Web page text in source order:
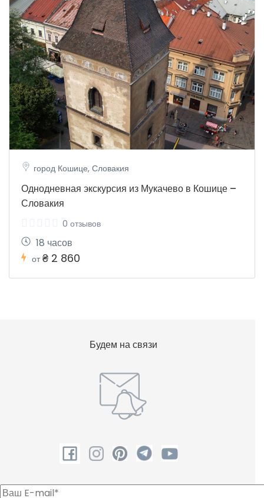
город Кошице, Словакия
Однодневная экскурсия из Мукачево в Кошице –
Словакия
0 отзывов
18 часов
от₴ 2 860
Будем на связи